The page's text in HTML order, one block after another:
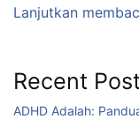
Lanjutkan
Recent
ADHD Adalah: